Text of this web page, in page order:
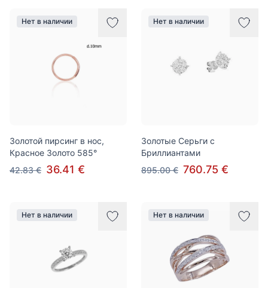
Нет в наличии
Золотой пирсинг в нос,
Красное Золото 585°
42.83 € 36.41 €
Нет в наличии
Золотые Серьги с
Бриллиантами
895.00 € 760.75 €
Нет в наличии Нет в наличии